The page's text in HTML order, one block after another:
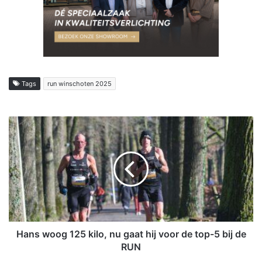
Tags run winschoten 2025
H
a
n
s
w
o
o
g
1
Hans woog 125 kilo, nu gaat hij voor de top-5 bij de
RUN